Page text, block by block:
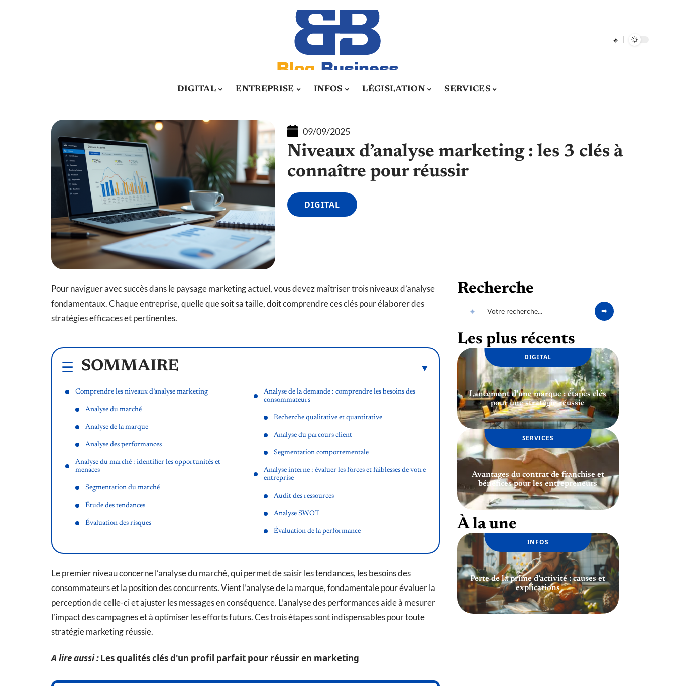
DIGITAL ENTREPRISE INFOS LÉGISLATION SERVICES
09/09/2025
Niveaux d’analyse marketing : les 3 clés à
connaître pour réussir
DIGITAL
Pour naviguer avec succès dans le paysage marketing actuel, vous devez maîtriser trois niveaux d’analyse
fondamentaux. Chaque entreprise, quelle que soit sa taille, doit comprendre ces clés pour élaborer des
stratégies efficaces et pertinentes.
SOMMAIRE
Comprendre les niveaux d’analyse marketing
Analyse du marché
Analyse de la marque
Analyse des performances
Analyse du marché : identifier les opportunités et
menaces
Segmentation du marché
Étude des tendances
Évaluation des risques
Analyse de la demande : comprendre les besoins des
consommateurs
Recherche qualitative et quantitative
Analyse du parcours client
Segmentation comportementale
Analyse interne : évaluer les forces et faiblesses de votre
entreprise
Audit des ressources
Analyse SWOT
Évaluation de la performance
Le premier niveau concerne l’analyse du marché, qui permet de saisir les tendances, les besoins des
consommateurs et la position des concurrents. Vient l’analyse de la marque, fondamentale pour évaluer la
perception de celle-ci et ajuster les messages en conséquence. L’analyse des performances aide à mesurer
l’impact des campagnes et à optimiser les efforts futurs. Ces trois étapes sont indispensables pour toute
stratégie marketing réussie.
A lire aussi :Les qualités clés d'un profil parfait pour réussir en marketing
Recherche
Les plus récents
DIGITAL
Lancement d’une marque : étapes clés
pour une stratégie réussie
SERVICES
Avantages du contrat de franchise et
bénéfices pour les entrepreneurs
À la une
INFOS
Perte de la prime d’activité : causes et
explications